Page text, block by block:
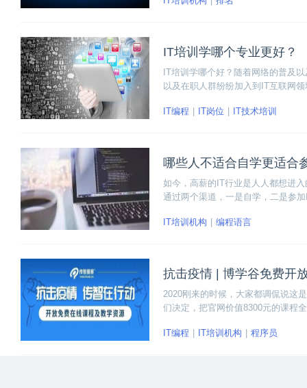
IT培训学哪个专业更好？
IT培训学哪个好？随着网络的普及
以及在职人群纷纷加入到IT互联网
IT编程
IT岗位 IT技术培训
哪些人不适合自学更适合
如今，高薪的IT行业是人人都想进
通过两个渠道，一是自学，二是参
不适合自学更适合参加IT培训。
IT培训机构 编程语言
抗击疫情 | 博学谷免费开
2020刚来的时候，大家都调侃说这
们决定，把官网价值8300元的课程
IT编程
IT培训机构 程序员